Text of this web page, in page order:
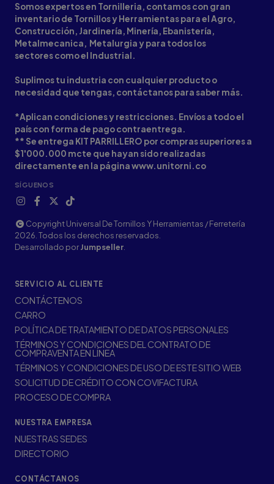
Somos expertos en Tornilleria, contamos con gran
inventario de Tornillos y Herramientas para el Agro,
Construcción, Jardinería, Minería, Ebanistería,
Metalmecanica, Metalurgia y para todos los
sectores como el Industrial.
Suplimos tu industria con cualquier producto o
necesidad que tengas, contáctanos para saber más.
*Aplican condiciones y restricciones. Envíos a todo el
país con forma de pago contraentrega.
** Se entrega KIT PARRILLERO por compras superiores a
$1'000.000 mcte que hayan sido realizadas
directamente en la página www.unitorni.co
SÍGUENOS
Copyright Universal De Tornillos Y Herramientas / Ferretería
2026. Todos los derechos reservados.
Desarrollado porJumpseller
SERVICIO AL CLIENTE
CONTÁCTENOS
CARRO
POLÍTICA DE TRATAMIENTO DE DATOS PERSONALES
TÉRMINOS Y CONDICIONES DEL CONTRATO DE
COMPRAVENTA EN LÍNEA
TÉRMINOS Y CONDICIONES DE USO DE ESTE SITIO WEB
SOLICITUD DE CRÉDITO CON COVIFACTURA
PROCESO DE COMPRA
NUESTRA EMPRESA
NUESTRAS SEDES
DIRECTORIO
CONTÁCTANOS